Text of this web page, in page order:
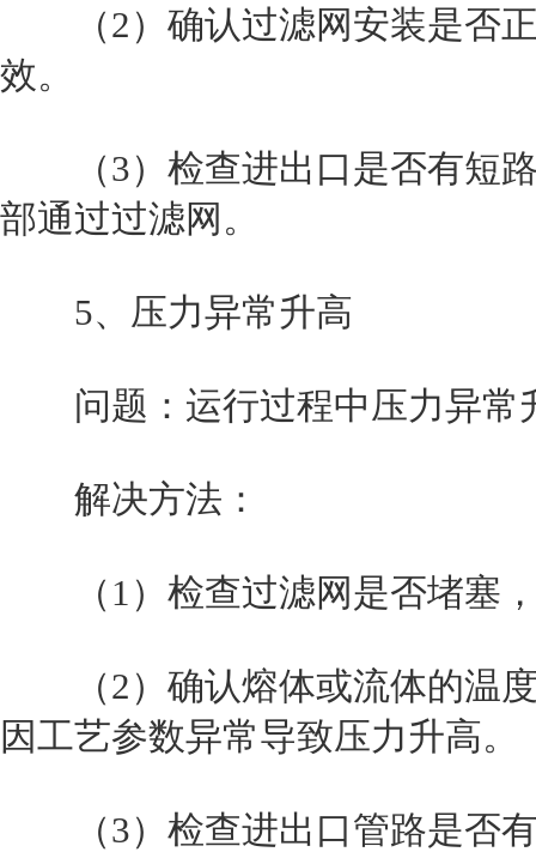
（2）确认过滤网安装是否正
效。
（3）检查进出口是否有短路
部通过过滤网。
5、压力异常升高
问题：运行过程中压力异常
解决方法：
（1）检查过滤网是否堵塞，
（2）确认熔体或流体的温度
因工艺参数异常导致压力升高。
（3）检查进出口管路是否有